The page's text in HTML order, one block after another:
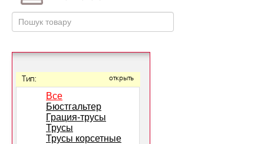
Тип: открыть
Все
Бюстгальтер
Грация-трусы
Трусы
Трусы корсетные